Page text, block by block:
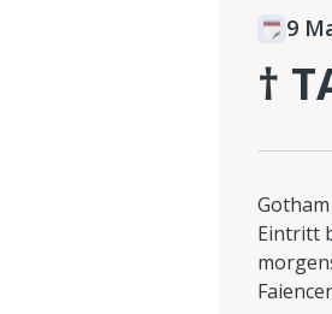
9
†
Eintritt